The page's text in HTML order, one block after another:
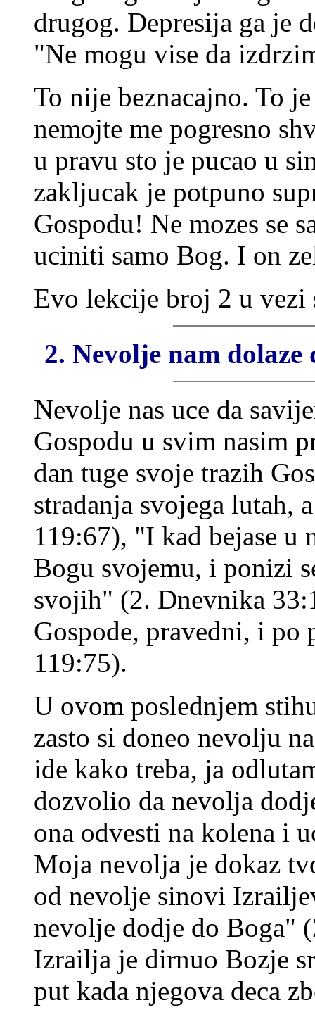
drugog. Depresija ga je
"Ne mogu vise da
To nije beznacajno. To
nemojte me pogresno
u pravu sto je pucao u
zakljucak je potpuno
Gospodu! Ne mozes se
uciniti samo Bog. I on
Evo lekcije broj 2 u vezi
2. Nevolje nam
Nevolje nas uce da
Gospodu u svim nasim
dan tuge svoje trazih
stradanja svojega lutah,
119:67), "I kad bejase u
Bogu svojemu, i ponizi
svojih" (2. Dnevnika
Gospode, pravedni, i po
119:75).
U ovom poslednjem
zasto si doneo nevolju
ide kako treba, ja
dozvolio da nevolja
ona odvesti na kolena i
Moja nevolja je dokaz
od nevolje sinovi
nevolje dodje do Boga"
Izrailja je dirnuo Bozje
put kada njegova deca